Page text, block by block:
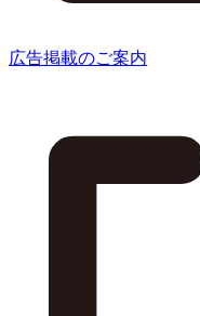
広告掲載のご案内